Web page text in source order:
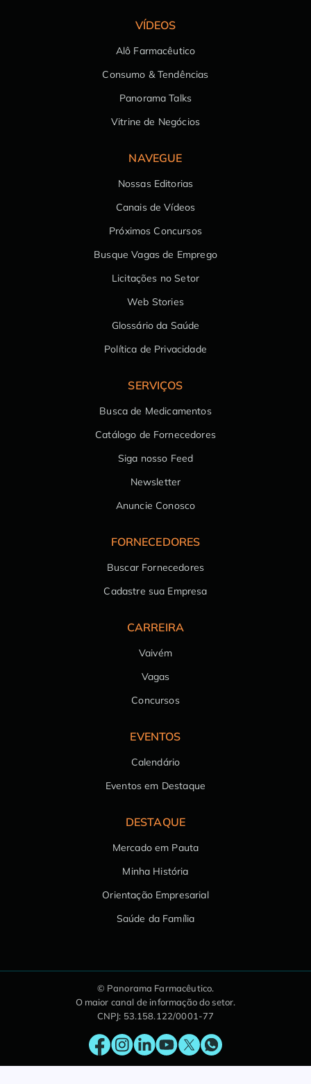
VÍDEOS
Alô Farmacêutico
Consumo & Tendências
Panorama Talks
Vitrine de Negócios
NAVEGUE
Nossas Editorias
Canais de Vídeos
Próximos Concursos
Busque Vagas de Emprego
Licitações no Setor
Web Stories
Glossário da Saúde
Política de Privacidade
SERVIÇOS
Busca de Medicamentos
Catálogo de Fornecedores
Siga nosso Feed
Newsletter
Anuncie Conosco
FORNECEDORES
Buscar Fornecedores
Cadastre sua Empresa
CARREIRA
Vaivém
Vagas
Concursos
EVENTOS
Calendário
Eventos em Destaque
DESTAQUE
Mercado em Pauta
Minha História
Orientação Empresarial
Saúde da Família
© Panorama Farmacêutico.
O maior canal de informação do setor.
CNPJ: 53.158.122/0001-77